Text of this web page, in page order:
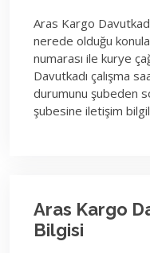
Aras Kargo
nerede olduğu
numarası ile kurye
Davutkadı çalışma
durumunu şubeden
şubesine iletişim
Aras Kargo
Bilgisi